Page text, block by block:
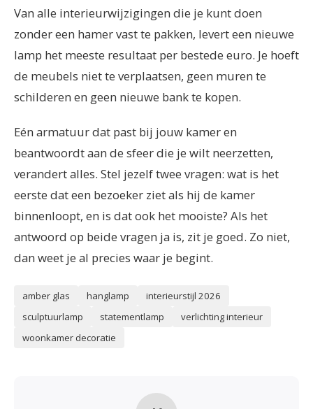
Van alle interieurwijzigingen die je kunt doen
zonder een hamer vast te pakken, levert een nieuwe
lamp het meeste resultaat per bestede euro. Je hoeft
de meubels niet te verplaatsen, geen muren te
schilderen en geen nieuwe bank te kopen.
Eén armatuur dat past bij jouw kamer en
beantwoordt aan de sfeer die je wilt neerzetten,
verandert alles. Stel jezelf twee vragen: wat is het
eerste dat een bezoeker ziet als hij de kamer
binnenloopt, en is dat ook het mooiste? Als het
antwoord op beide vragen ja is, zit je goed. Zo niet,
dan weet je al precies waar je begint.
amber glas hanglamp
interieurstijl 2026
sculptuurlamp
statementlamp
verlichting interieur
woonkamer decoratie